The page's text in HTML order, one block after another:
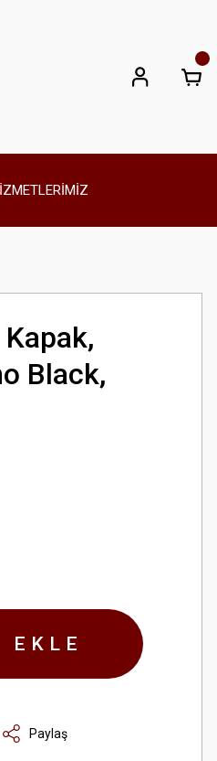
Black,
EKLE
Paylaş